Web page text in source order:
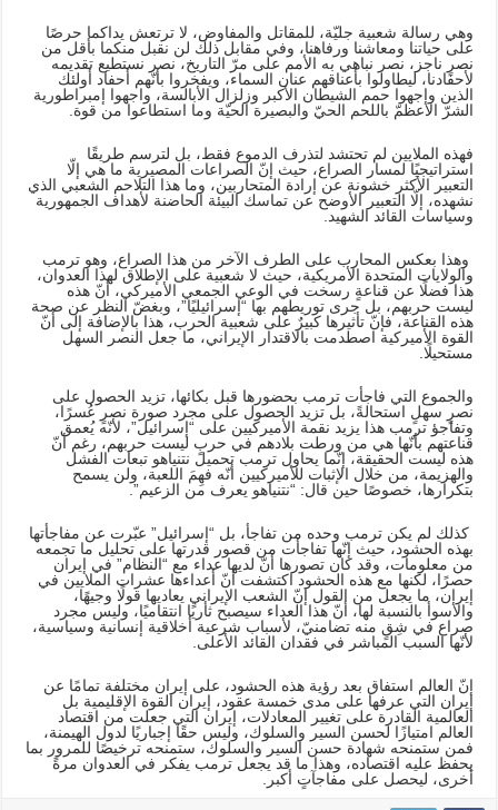
وهي رسالة شعبية جليّة، للمقاتل والمفاوض، لا ترتعش يداكما حرصًا
على حياتنا ومعاشنا ورفاهنا، وفي مقابل ذلك لن نقبل منكما بأقل من
نصرٍ ناجز، نصر نباهي به الأمم على مرّ التاريخ، نصر نستطيع تقديمه
لأحفادنا، ليطاولوا بأعناقهم عنان السماء، ويفخروا بأنّهم أحفاد أولئك
الذين واجهوا حمم الشيطان الأكبر وزلزال الأبالسة، واجهوا إمبراطورية
الشرّ الأعظمّ باللحم الحيّ والبصيرة الحيّة وما استطاعوا من قوة.
فهذه الملايين لم تحتشد لتذرف الدموع فقط، بل لترسم طريقًا
استراتيجيًا لمسار الصراع، حيث إنّ الصراعات المصيرية ما هي إلّا
التعبير الأكثر خشونة عن إرادة المتحاربين، وما هذا التلاحم الشعبي الذي
نشهده، إلّا التعبير الأوضح عن تماسك البيئة الحاضنة لأهداف الجمهورية
وسياسات القائد الشهيد.
وهذا بعكس المحارب على الطرف الآخر من هذا الصراع، وهو ترمب
والولايات المتحدة الأمريكية، حيث لا شعبية على الإطلاق لهذا العدوان،
هذا فضلًا عن قناعةٍ رسخت في الوعي الجمعي الأميركي، أنّ هذه
ليست حربهم، بل جرى توريطهم بها “إسرائيليًا”، وبغضّ النظر عن صحة
هذه القناعة، فإنّ تأثيرها كبيرٌ على شعبية الحرب، هذا بالإضافة إلى أنّ
القوة الأميركية اصطدمت بالاقتدار الإيراني، ما جعل النصر السهل
مستحيلًا.
والجموع التي فاجأت ترمب بحضورها قبل بكائها، تزيد الحصول على
نصرٍ سهلٍ استحالةً، بل تزيد الحصول على مجرد صورة نصرٍ عُسرًا،
وتفاجؤ ترمب هذا يزيد نقمة الأميركيين على “إسرائيل”، لأنّه يُعمق
قناعتهم بأنّها هي من ورطت بلادهم في حربٍ ليست حربهم، رغم أنّ
هذه ليست الحقيقة، إنّما يحاول ترمب تحميل نتنياهو تبعات الفشل
والهزيمة، من خلال الإثبات للأميركيين أنّه فهِمَ اللعبة، ولن يسمح
بتكرارها، خصوصًا حين قال: “نتنياهو يعرف من الزعيم”.
كذلك لم يكن ترمب وحده من تفاجأ، بل “إسرائيل” عبّرت عن مفاجأتها
بهذه الحشود، حيث إنّها تفاجأت من قصور قدرتها على تحليل ما تجمعه
من معلومات، وقد كان تصورها أنّ لديها عداء مع “النظام” في إيران
حصرًا، لكنها مع هذه الحشود اكتشفت أنّ أعداءها عشرات الملايين في
إيران، ما يجعل من القول إنّ الشعب الإيراني يعاديها قولًا وجيهًا،
والأسوأ بالنسبة لها، أنّ هذا العداء سيصبح ثأريًا انتقاميًا، وليس مجرد
صراع في شِقٍ منه تضامنيّ، لأسباب شرعية أخلاقية إنسانية وسياسية،
لأنّها السبب المباشر في فقدان القائد الأعلى.
إنّ العالم استفاق بعد رؤية هذه الحشود، على إيران مختلفة تمامًا عن
إيران التي عرفها على مدى خمسة عقود، إيران القوة الإقليمية بل
العالمية القادرة على تغيير المعادلات، إيران التي جعلت من اقتصاد
العالم امتيازًا لحسن السير والسلوك، وليس حقًا إجباريًا لدول الهيمنة،
فمن ستمنحه شهادة حسن السير والسلوك، ستمنحه ترخيصًا للمرور بما
يحفظ عليه اقتصاده، وهذا ما قد يجعل ترمب يفكر في العدوان مرةً
أخرى، ليحصل على مفاجآتٍ أكبر.